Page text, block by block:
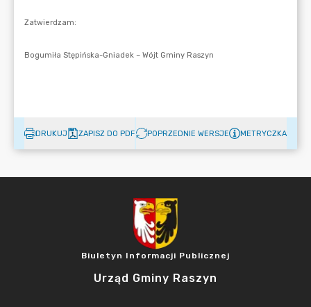
DRUKUJ ZAPISZ DO PDF POPRZEDNIE WERSJE METRYCZKA
Biuletyn Informacji Publicznej
Urząd Gminy Raszyn